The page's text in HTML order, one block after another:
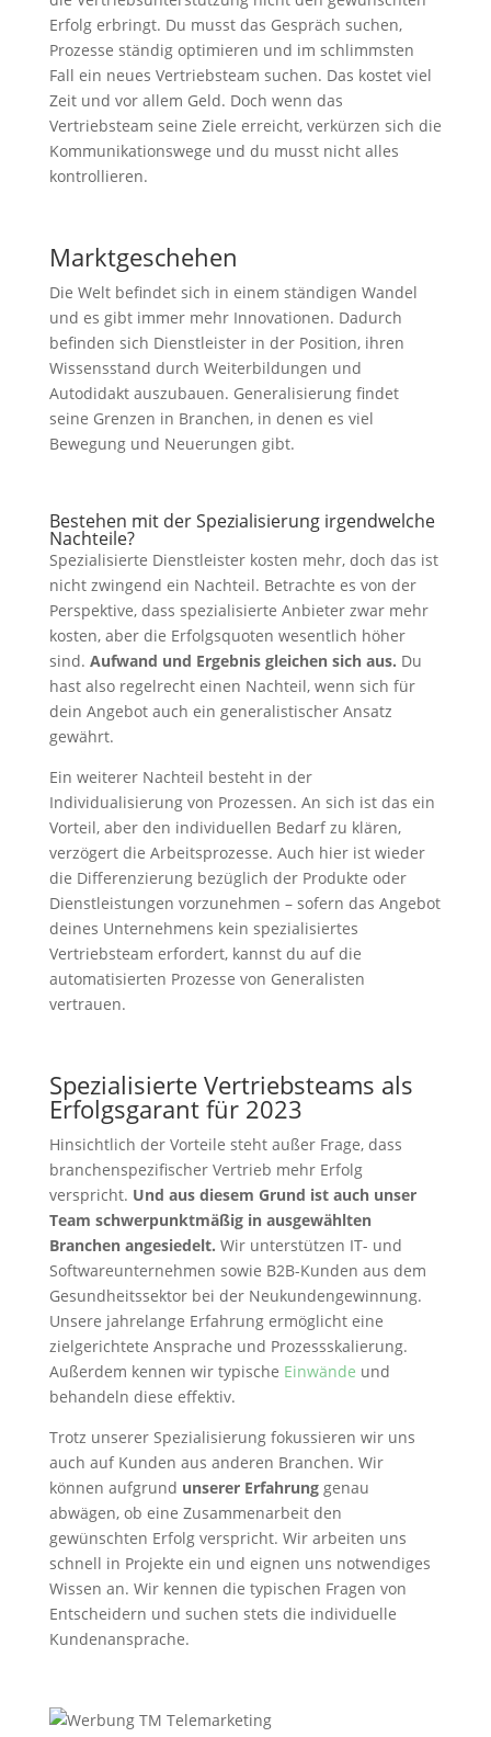
Erfolg erbringt. Du musst das Gespräch suchen,
Prozesse ständig optimieren und im schlimmsten
Fall ein neues Vertriebsteam suchen. Das kostet viel
Zeit und vor allem Geld. Doch wenn das
Vertriebsteam seine Ziele erreicht, verkürzen sich die
Kommunikationswege und du musst nicht alles
kontrollieren.
Marktgeschehen
Die Welt befindet sich in einem ständigen Wandel
und es gibt immer mehr Innovationen. Dadurch
befinden sich Dienstleister in der Position, ihren
Wissensstand durch Weiterbildungen und
Autodidakt auszubauen. Generalisierung findet
seine Grenzen in Branchen, in denen es viel
Bewegung und Neuerungen gibt.
Bestehen mit der Spezialisierung irgendwelche
Nachteile?
Spezialisierte Dienstleister kosten mehr, doch das ist
nicht zwingend ein Nachteil. Betrachte es von der
Perspektive, dass spezialisierte Anbieter zwar mehr
kosten, aber die Erfolgsquoten wesentlich höher
sind. Aufwand und Ergebnis gleichen sich aus. Du
hast also regelrecht einen Nachteil, wenn sich für
dein Angebot auch ein generalistischer Ansatz
gewährt.
Ein weiterer Nachteil besteht in der
Individualisierung von Prozessen. An sich ist das ein
Vorteil, aber den individuellen Bedarf zu klären,
verzögert die Arbeitsprozesse. Auch hier ist wieder
die Differenzierung bezüglich der Produkte oder
Dienstleistungen vorzunehmen – sofern das Angebot
deines Unternehmens kein spezialisiertes
Vertriebsteam erfordert, kannst du auf die
automatisierten Prozesse von Generalisten
vertrauen.
Spezialisierte Vertriebsteams als
Erfolgsgarant für 2023
Hinsichtlich der Vorteile steht außer Frage, dass
branchenspezifischer Vertrieb mehr Erfolg
verspricht. Und aus diesem Grund ist auch unser
Team schwerpunktmäßig in ausgewählten
Branchen angesiedelt. Wir unterstützen IT- und
Softwareunternehmen sowie B2B-Kunden aus dem
Gesundheitssektor bei der Neukundengewinnung.
Unsere jahrelange Erfahrung ermöglicht eine
zielgerichtete Ansprache und Prozessskalierung.
Außerdem kennen wir typische Einwände und
behandeln diese effektiv.
Trotz unserer Spezialisierung fokussieren wir uns
auch auf Kunden aus anderen Branchen. Wir
können aufgrund unserer Erfahrunggenau
abwägen, ob eine Zusammenarbeit den
gewünschten Erfolg verspricht. Wir arbeiten uns
schnell in Projekte ein und eignen uns notwendiges
Wissen an. Wir kennen die typischen Fragen von
Entscheidern und suchen stets die individuelle
Kundenansprache.